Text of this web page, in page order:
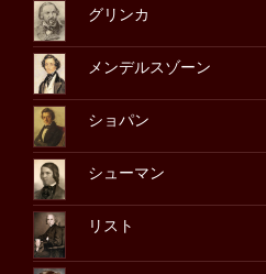
グリンカ
メンデルスゾーン
ショパン
シューマン
リスト